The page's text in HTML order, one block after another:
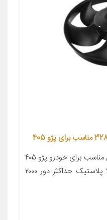
معرفی محصول جزئیات محصول مناسب برای خودرو پژو ۴۰۵
تعداد در بسته‌بندی ۱ جنس کالا پلاستیک حداکثر دور ۲۰۰۰